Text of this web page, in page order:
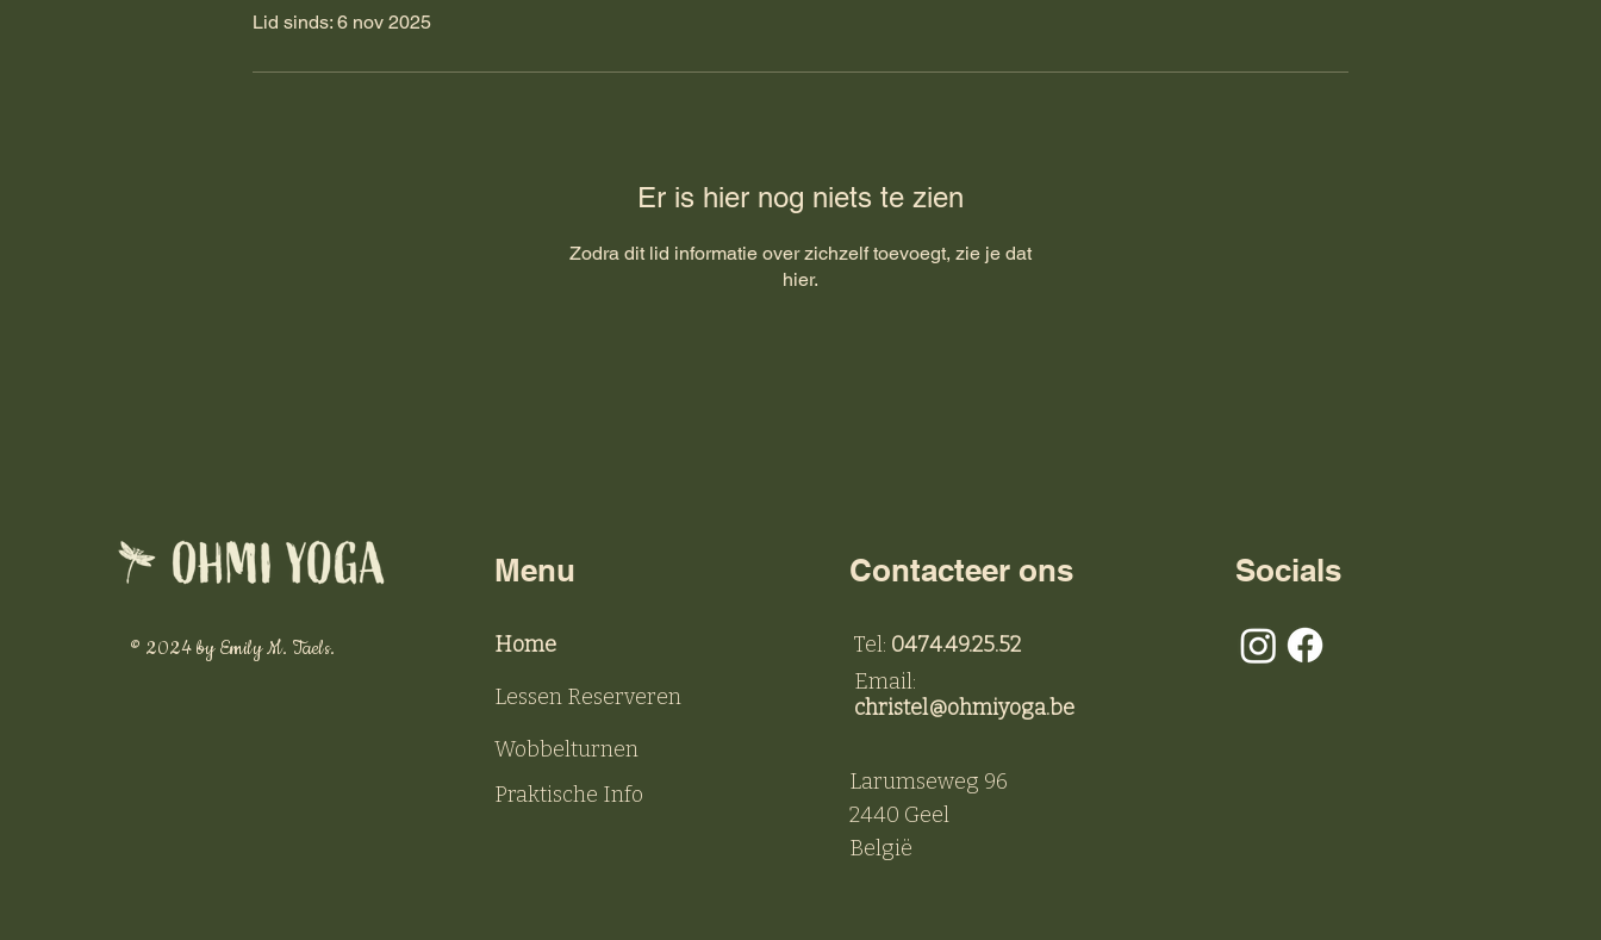
Lid sinds: 6 nov 2025
Er is hier nog niets te zien
Zodra dit lid informatie over zichzelf toevoegt, zie je dat
hier.
© 2024 by Emily M. Taels.
Menu
Home
Lessen Reserveren
Wobbelturnen
Praktische Info
Contacteer ons
Tel: 0474.49.25.52
Email:
christel@ohmiyoga.be
Larumseweg 96
2440 Geel
België
Socials